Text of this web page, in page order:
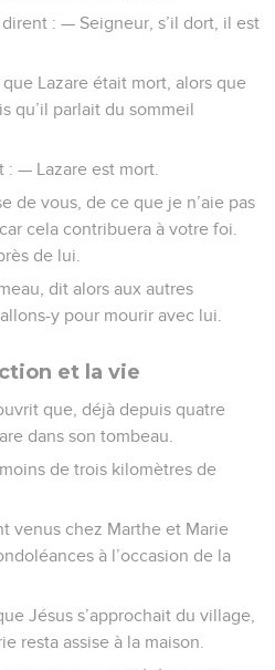
: — Seigneur, s’il dort, il est
Lazare était mort, alors que
qu’il parlait du sommeil
— Lazare est mort.
de vous, de ce que je n’aie pas
cela contribuera à votre foi.
de lui.
dit alors aux autres
y pour mourir avec lui.
et la vie
que, déjà depuis quatre
dans son tombeau.
de trois kilomètres de
venus chez Marthe et Marie
à l’occasion de la
Jésus s’approchait du village,
resta assise à la maison.